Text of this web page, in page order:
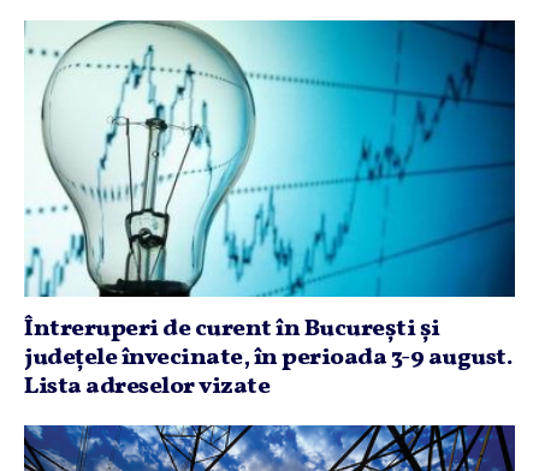
Întreruperi de curent în Bucureşti şi
judeţele învecinate, în perioada 3-9 august.
Lista adreselor vizate